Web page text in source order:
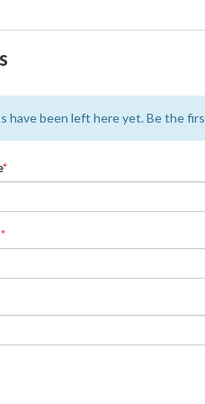
have been left here yet. Be the
*
*